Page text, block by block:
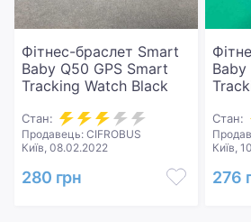
Фітнес-браслет Smart
Baby Q50 GPS Smart
Tracking Watch Black
Стан:
Продавець: CIFROBUS
Київ, 08.02.2022
280 грн
Baby
Стан:
Київ,
276